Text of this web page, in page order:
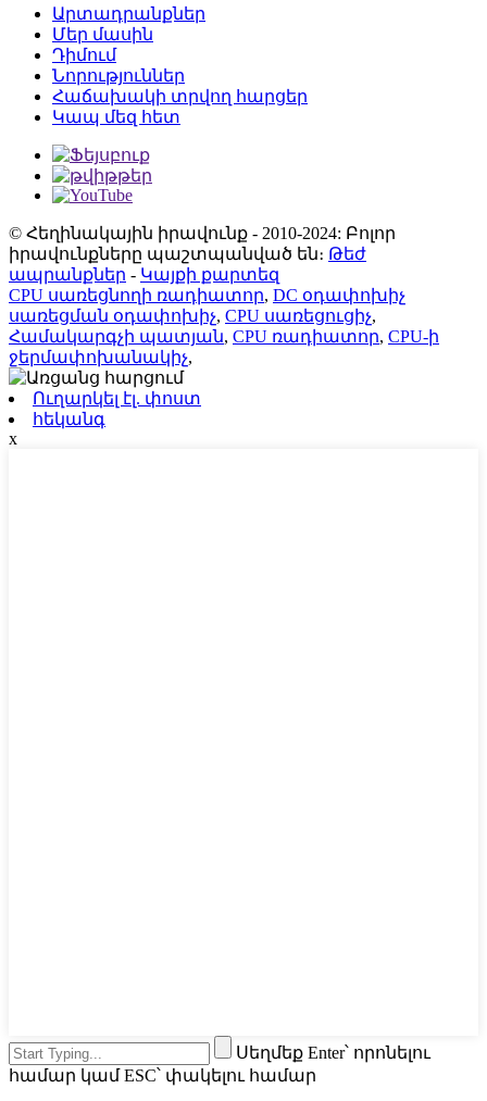
Արտադրանքներ
Մեր մասին
Դիմում
Նորություններ
Հաճախակի տրվող հարցեր
Կապ մեզ հետ
© Հեղինակային իրավունք - 2010-2024: Բոլոր
իրավունքները պաշտպանված են։ Թեժ
ապրանքներ - Կայքի քարտեզ
CPU սառեցնողի ռադիատոր, DC օդափոխիչ
սառեցման օդափոխիչ, CPU սառեցուցիչ,
Համակարգչի պատյան, CPU ռադիատոր, CPU-ի
ջերմափոխանակիչ,
Ուղարկել էլ. փոստ
հեկանգ
x
Սեղմեք Enter՝ որոնելու
համար կամ ESC՝ փակելու համար